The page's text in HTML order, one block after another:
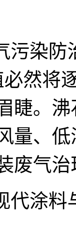
污染
然将
睫。
量、
废气
代涂料